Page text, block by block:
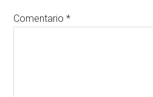
Comentario*